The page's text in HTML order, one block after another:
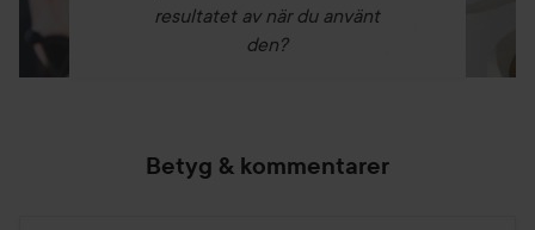
resultatet av när du använt
den?
Betyg & kommentarer